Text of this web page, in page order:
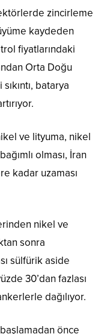
zincirleme
kaydeden
fiyatlarındaki
Orta Doğu
batarya
ve lityuma, nikel
olması, İran
kadar uzaması
nikel ve
sonra
sülfürik aside
30’dan fazlası
dağılıyor.
başlamadan önce